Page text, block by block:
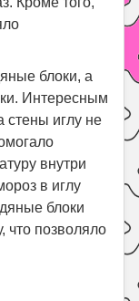
блоки, а
Интересным
стены иглу не
внутри
в иглу
блоки
что позволяло